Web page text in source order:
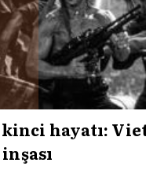
hayatı: